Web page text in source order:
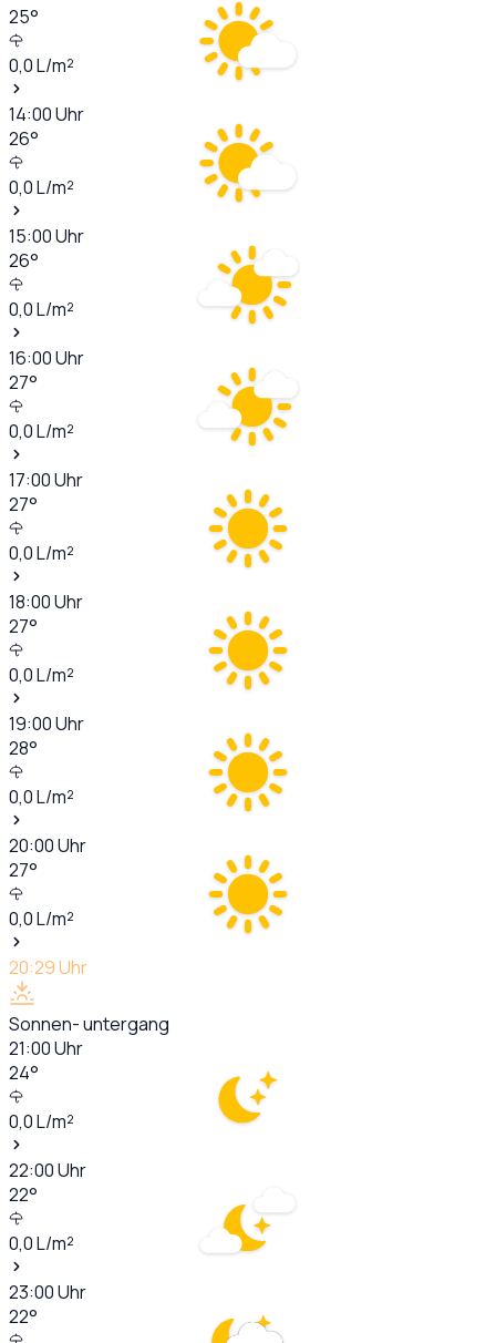
25°
0,0L/m²
14:00Uhr
26°
0,0L/m²
15:00Uhr
26°
0,0L/m²
16:00Uhr
27°
0,0L/m²
17:00Uhr
27°
0,0L/m²
18:00Uhr
27°
0,0L/m²
19:00Uhr
28°
0,0L/m²
20:00Uhr
27°
0,0L/m²
20:29Uhr
Sonnen- untergang
21:00Uhr
24°
0,0L/m²
22:00Uhr
22°
0,0L/m²
23:00Uhr
22°